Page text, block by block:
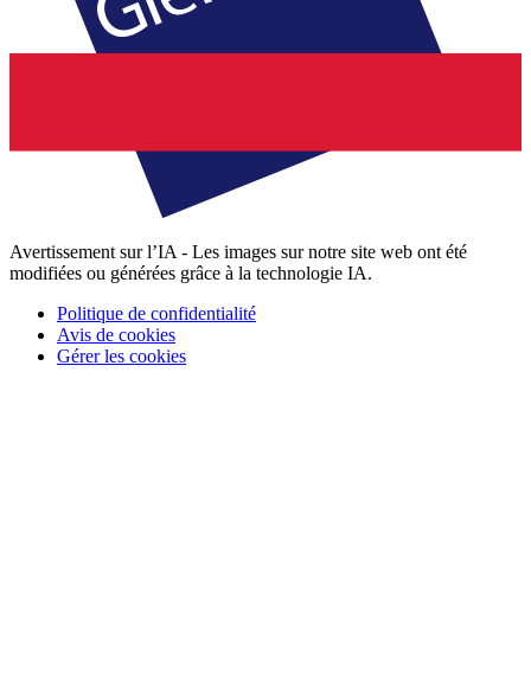
Avertissement sur l’IA - Les images sur notre site web ont été
modifiées ou générées grâce à la technologie IA.
Politique de confidentialité
Avis de cookies
Gérer les cookies